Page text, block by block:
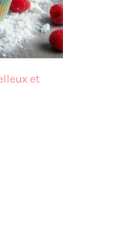
ces
être
un
et